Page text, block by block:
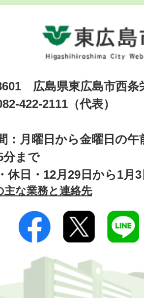
広島県東広島市西
422-2111（代表）
：月曜日から金曜日の午
分まで
休日・12月29日から1月
主な業務と連絡先